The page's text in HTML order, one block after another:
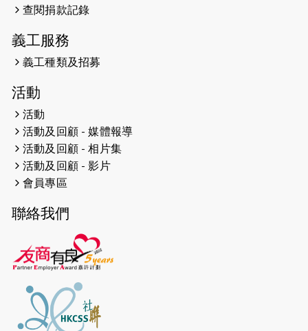
2024-12-10
2024-11-17
2024-10-30
連續第七年獲得 #香港中小型企業總
商會「#友商有良」嘉許計劃的嘉許
2024-09-30
障等人士入場試玩
2024-09-24
查閱捐款記錄
義工服務
義工種類及招募
活動
活動
活動及回顧 - 媒體報導
活動及回顧 - 相片集
活動及回顧 - 影片
會員專區
聯絡我們